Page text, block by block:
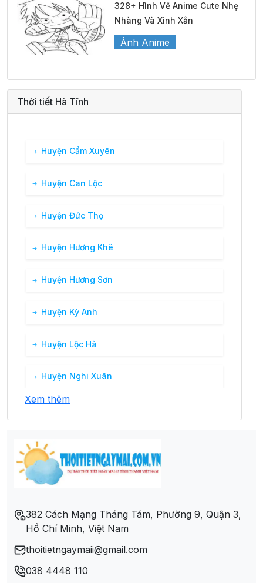
328+ Hình Vẽ Anime Cute Nhẹ
Nhàng Và Xinh Xắn
Ảnh Anime
Thời tiết Hà Tĩnh
Huyện Cẩm Xuyên
Huyện Can Lộc
Huyện Đức Thọ
Huyện Hương Khê
Huyện Hương Sơn
Huyện Kỳ Anh
Huyện Lộc Hà
Huyện Nghi Xuân
Thành phố Hà Tĩnh
Thị xã Kỳ Anh
Xem thêm
382 Cách Mạng Tháng Tám, Phường 9, Quận 3,
Hồ Chí Minh, Việt Nam
thoitietngaymaii@gmail.com
038 4448 110